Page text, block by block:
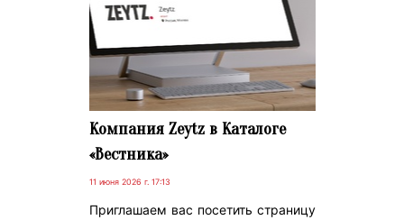
Компания Zeytz в Каталоге
«Вестника»
11 июня 2026 г. 17:13
Приглашаем вас посетить страницу